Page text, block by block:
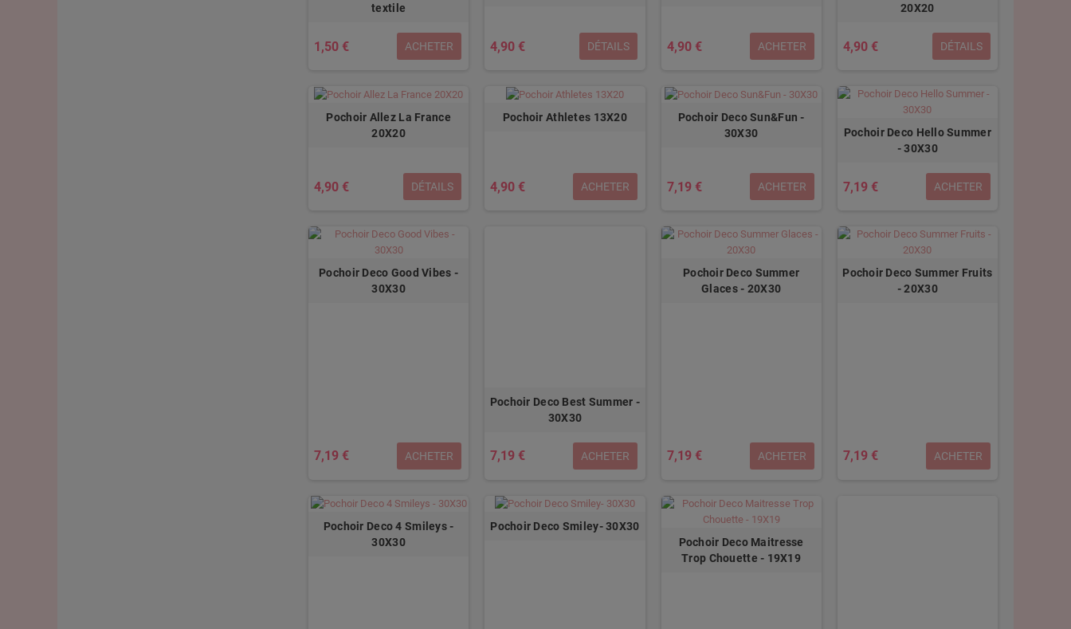
textile
1,50 € ACHETER 4,90 € DÉTAILS 4,90 € ACHETER
20X20
4,90 € DÉTAILS
Pochoir Allez La France
20X20
4,90 € DÉTAILS
Pochoir Athletes 13X20
4,90 € ACHETER
Pochoir Deco Sun&Fun -
30X30
7,19 € ACHETER
Pochoir Deco Hello Summer
- 30X30
7,19 € ACHETER
Pochoir Deco Good Vibes -
30X30
7,19 € ACHETER
Pochoir Deco Best Summer -
30X30
7,19 € ACHETER
Pochoir Deco Summer
Glaces - 20X30
7,19 € ACHETER
Pochoir Deco Summer Fruits
- 20X30
7,19 € ACHETER
Pochoir Deco 4 Smileys -
30X30
Pochoir Deco Smiley- 30X30
Pochoir Deco Maitresse
Trop Chouette - 19X19